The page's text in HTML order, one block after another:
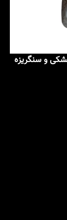
و سنگریزه